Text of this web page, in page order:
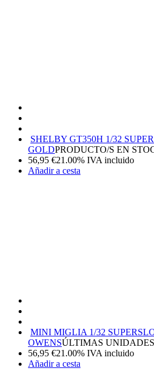
SHELBY GT350H 1/32
GOLDPRODUCTO/S EN
56,95 €21.00% IVA incluido
Añadir a cesta
MINI MIGLIA 1/32
OWENSÚLTIMAS
56,95 €21.00% IVA incluido
Añadir a cesta